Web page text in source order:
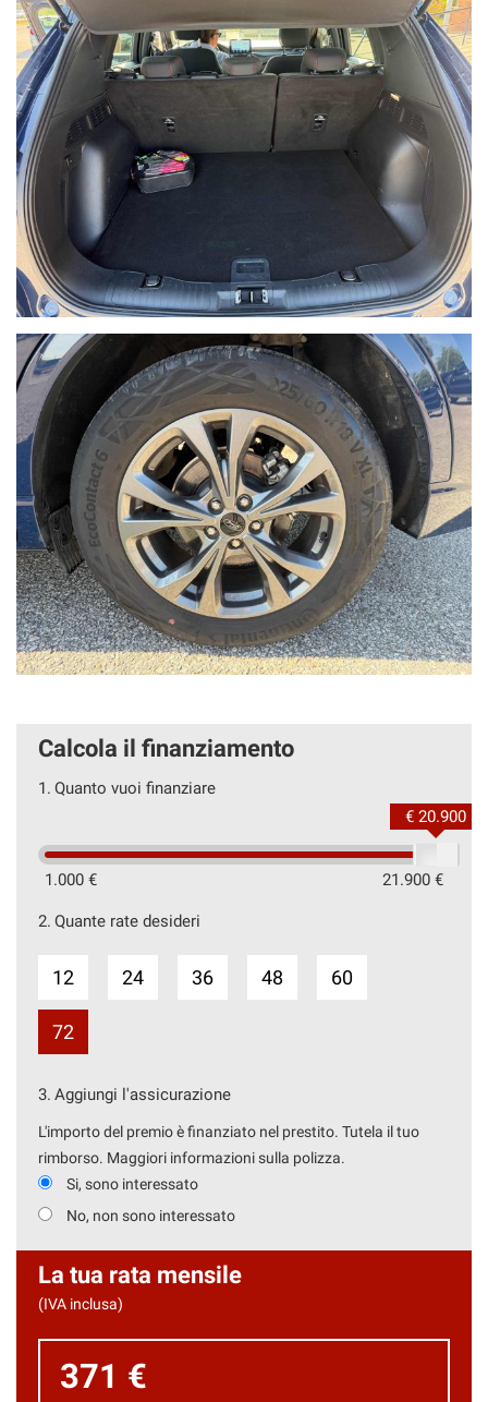
Calcola il finanziamento
1. Quanto vuoi finanziare
1.000 € 21.900 €
€ 20.900
2. Quante rate desideri
12 24 36 48 60
72
3. Aggiungi l'assicurazione
L'importo del premio è finanziato nel prestito. Tutela il tuo
rimborso. Maggiori informazioni sulla polizza.
Si, sono interessato
No, non sono interessato
La tua rata mensile
(IVA inclusa)
371 €